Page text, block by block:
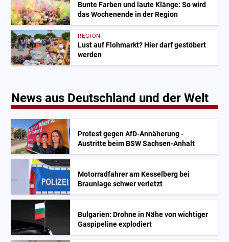
Bunte Farben und laute Klänge: So wird
das Wochenende in der Region
REGION
Lust auf Flohmarkt? Hier darf gestöbert
werden
News aus Deutschland und der Welt
Protest gegen AfD-Annäherung -
Austritte beim BSW Sachsen-Anhalt
Motorradfahrer am Kesselberg bei
Braunlage schwer verletzt
Bulgarien: Drohne in Nähe von wichtiger
Gaspipeline explodiert